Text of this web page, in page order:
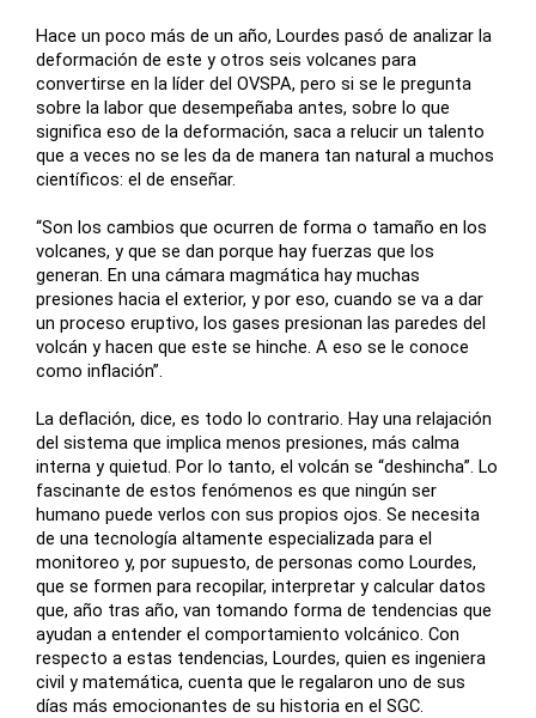
Hace un poco más de un año, Lourdes pasó de analizar la
deformación de este y otros seis volcanes para
convertirse en la líder del OVSPA, pero si se le pregunta
sobre la labor que desempeñaba antes, sobre lo que
significa eso de la deformación, saca a relucir un talento
que a veces no se les da de manera tan natural a muchos
científicos: el de enseñar.
“Son los cambios que ocurren de forma o tamaño en los
volcanes, y que se dan porque hay fuerzas que los
generan. En una cámara magmática hay muchas
presiones hacia el exterior, y por eso, cuando se va a dar
un proceso eruptivo, los gases presionan las paredes del
volcán y hacen que este se hinche. A eso se le conoce
como inflación”.
La deflación, dice, es todo lo contrario. Hay una relajación
del sistema que implica menos presiones, más calma
interna y quietud. Por lo tanto, el volcán se “deshincha”. Lo
fascinante de estos fenómenos es que ningún ser
humano puede verlos con sus propios ojos. Se necesita
de una tecnología altamente especializada para el
monitoreo y, por supuesto, de personas como Lourdes,
que se formen para recopilar, interpretar y calcular datos
que, año tras año, van tomando forma de tendencias que
ayudan a entender el comportamiento volcánico. Con
respecto a estas tendencias, Lourdes, quien es ingeniera
civil y matemática, cuenta que le regalaron uno de sus
días más emocionantes de su historia en el SGC.